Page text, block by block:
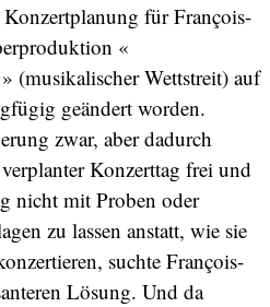
für François-
«
(musikalischer Wettstreit) auf
geändert worden.
zwar, aber dadurch
Konzerttag frei und
nicht mit Proben oder
zu lassen anstatt, wie sie
suchte François-
Lösung. Und da